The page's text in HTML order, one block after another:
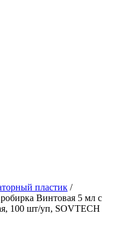
пластик /
Винтовая 5 мл с
100 шт/уп, SOVTECH